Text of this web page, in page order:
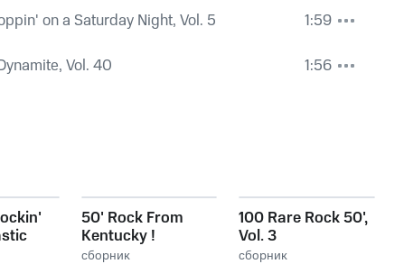
on a Saturday Night, Vol. 5
1:59
Vol. 40 1:56
50' Rock From
Kentucky !
сборник
100 Rare Rock 50',
Vol. 3
сборник